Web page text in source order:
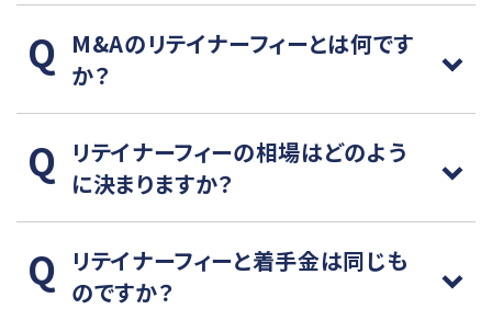
M&Aのリテイナーフィーとは何です
か？
リテイナーフィーの相場はどのよう
に決まりますか？
リテイナーフィーと着手金は同じも
のですか？